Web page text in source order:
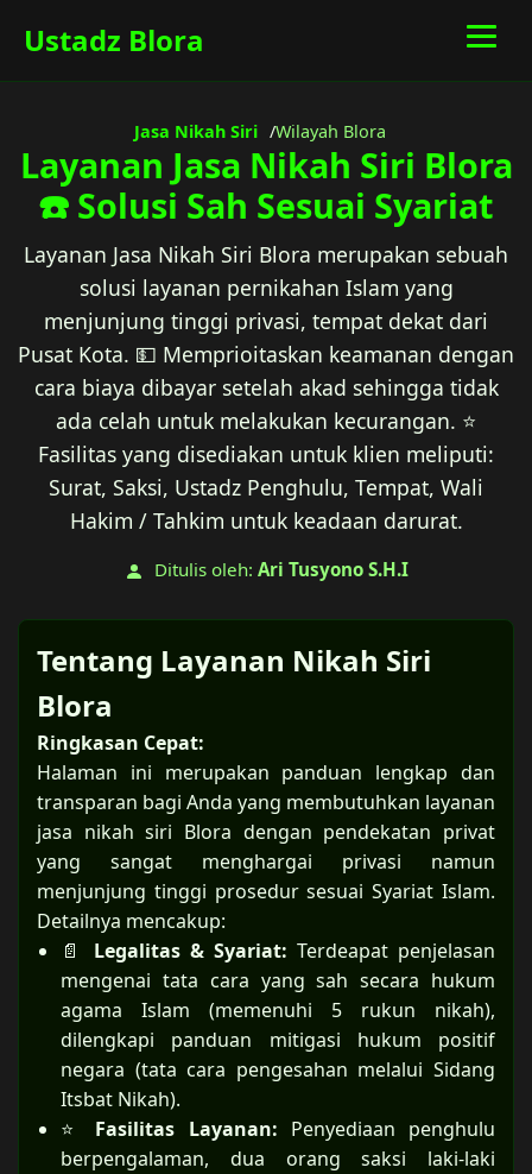
Ustadz Blora
Jasa Nikah Siri Wilayah Blora
Layanan Jasa Nikah Siri Blora
☎️ Solusi Sah Sesuai Syariat
Layanan Jasa Nikah Siri Blora merupakan sebuah
solusi layanan pernikahan Islam yang
menjunjung tinggi privasi, tempat dekat dari
Pusat Kota. 💵 Memprioitaskan keamanan dengan
cara biaya dibayar setelah akad sehingga tidak
ada celah untuk melakukan kecurangan. ⭐
Fasilitas yang disediakan untuk klien meliputi:
Surat, Saksi, Ustadz Penghulu, Tempat, Wali
Hakim / Tahkim untuk keadaan darurat.
Ditulis oleh: Ari Tusyono S.H.I
Tentang Layanan Nikah Siri
Blora
Ringkasan Cepat:
Halaman ini merupakan panduan lengkap dan
transparan bagi Anda yang membutuhkan layanan
jasa nikah siri Blora dengan pendekatan privat
yang sangat menghargai privasi namun
menjunjung tinggi prosedur sesuai Syariat Islam.
Detailnya mencakup:
📄 Legalitas & Syariat: Terdeapat penjelasan
mengenai tata cara yang sah secara hukum
agama Islam (memenuhi 5 rukun nikah),
dilengkapi panduan mitigasi hukum positif
negara (tata cara pengesahan melalui Sidang
Itsbat Nikah).
⭐ Fasilitas Layanan: Penyediaan penghulu
berpengalaman, dua orang saksi laki-laki